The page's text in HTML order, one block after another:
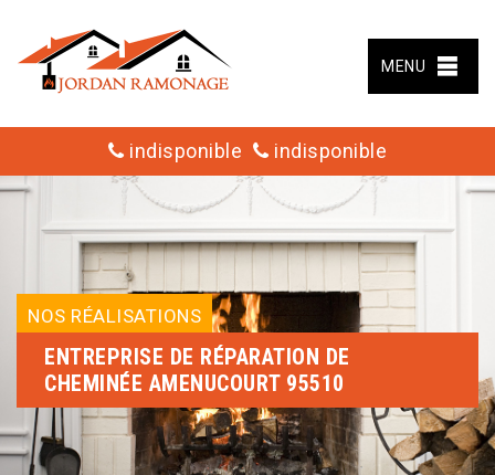
MENU
indisponible indisponible
NOS RÉALISATIONS
ENTREPRISE DE RÉPARATION DE
CHEMINÉE AMENUCOURT 95510